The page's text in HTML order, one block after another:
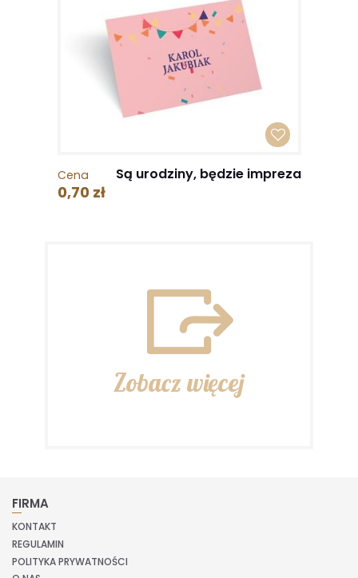
Cena
0,70 zł
Są urodziny, będzie impreza
Zobacz więcej
FIRMA
KONTAKT
REGULAMIN
POLITYKA PRYWATNOŚCI